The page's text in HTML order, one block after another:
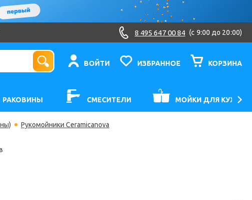
8 495 647 00 84 (c 9:00 до 20:00)
ВОЙТИ ИЗБРАННОЕ КОРЗИНА
РАКОВИНЫ СМЕСИТЕЛИ МОЙКИ ДЛЯ КУХНИ
Рукомойники Ceramicanova